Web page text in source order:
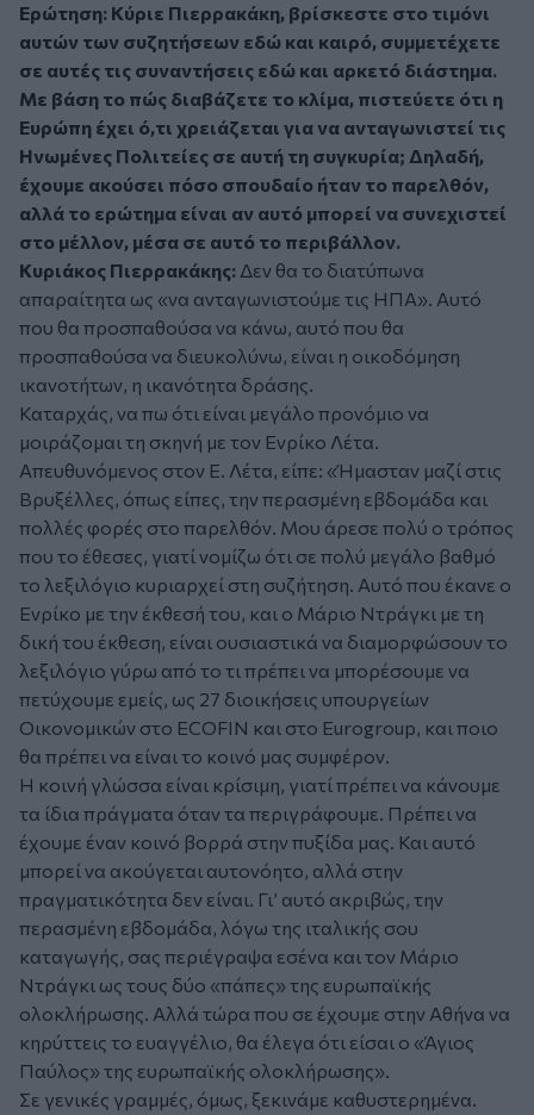
Ερώτηση: Κύριε Πιερρακάκη, βρίσκεστε στο τιμόνι
αυτών των συζητήσεων εδώ και καιρό, συμμετέχετε
σε αυτές τις συναντήσεις εδώ και αρκετό διάστημα.
Με βάση το πώς διαβάζετε το κλίμα, πιστεύετε ότι η
Ευρώπη έχει ό,τι χρειάζεται για να ανταγωνιστεί τις
Ηνωμένες Πολιτείες σε αυτή τη συγκυρία; Δηλαδή,
έχουμε ακούσει πόσο σπουδαίο ήταν το παρελθόν,
αλλά το ερώτημα είναι αν αυτό μπορεί να συνεχιστεί
στο μέλλον, μέσα σε αυτό το περιβάλλον.
Κυριάκος Πιερρακάκης: Δεν θα το διατύπωνα
απαραίτητα ως «να ανταγωνιστούμε τις ΗΠΑ». Αυτό
που θα προσπαθούσα να κάνω, αυτό που θα
προσπαθούσα να διευκολύνω, είναι η οικοδόμηση
ικανοτήτων, η ικανότητα δράσης.
Καταρχάς, να πω ότι είναι μεγάλο προνόμιο να
μοιράζομαι τη σκηνή με τον Ενρίκο Λέτα.
Απευθυνόμενος στον Ε. Λέτα, είπε: «Ήμασταν μαζί στις
Βρυξέλλες, όπως είπες, την περασμένη εβδομάδα και
πολλές φορές στο παρελθόν. Μου άρεσε πολύ ο τρόπος
που το έθεσες, γιατί νομίζω ότι σε πολύ μεγάλο βαθμό
το λεξιλόγιο κυριαρχεί στη συζήτηση. Αυτό που έκανε ο
Ενρίκο με την έκθεσή του, και ο Μάριο Ντράγκι με τη
δική του έκθεση, είναι ουσιαστικά να διαμορφώσουν το
λεξιλόγιο γύρω από το τι πρέπει να μπορέσουμε να
πετύχουμε εμείς, ως 27 διοικήσεις υπουργείων
Οικονομικών στο ECOFIN και στο Eurogroup, και ποιο
θα πρέπει να είναι το κοινό μας συμφέρον.
Η κοινή γλώσσα είναι κρίσιμη, γιατί πρέπει να κάνουμε
τα ίδια πράγματα όταν τα περιγράφουμε. Πρέπει να
έχουμε έναν κοινό βορρά στην πυξίδα μας. Και αυτό
μπορεί να ακούγεται αυτονόητο, αλλά στην
πραγματικότητα δεν είναι. Γι’ αυτό ακριβώς, την
περασμένη εβδομάδα, λόγω της ιταλικής σου
καταγωγής, σας περιέγραψα εσένα και τον Μάριο
Ντράγκι ως τους δύο «πάπες» της ευρωπαϊκής
ολοκλήρωσης. Αλλά τώρα που σε έχουμε στην Αθήνα να
κηρύττεις το ευαγγέλιο, θα έλεγα ότι είσαι ο «Άγιος
Παύλος» της ευρωπαϊκής ολοκλήρωσης».
Σε γενικές γραμμές, όμως, ξεκινάμε καθυστερημένα.